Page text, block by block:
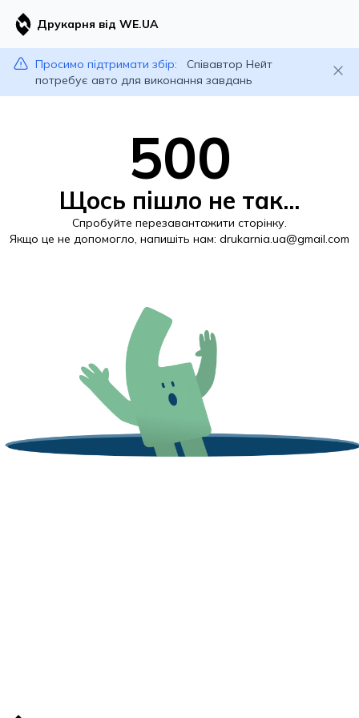
Друкарня від WE.UA
Просимо підтримати збір:
Співавтор Нейт
потребує авто для виконання завдань
500
Щось пішло не так...
Спробуйте перезавантажити сторінку.
Якщо це не допомогло, напишіть нам: drukarnia.ua@gmail.com